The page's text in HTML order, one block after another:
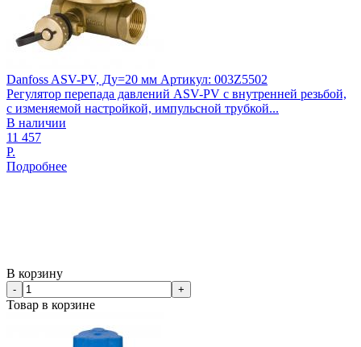
Danfoss ASV-PV, Ду=20 мм Артикул: 003Z5502
Регулятор перепада давлений ASV-PV с внутренней резьбой,
с изменяемой настройкой, импульсной трубкой...
В наличии
11 457
Р.
Подробнее
В корзину
- +
Товар в корзине